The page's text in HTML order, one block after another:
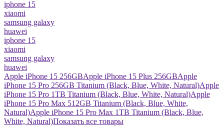
iphone 15
xiaomi
samsung galaxy
huawei
iphone 15
xiaomi
samsung galaxy
huawei
Apple iPhone 15 256GBApple iPhone 15 Plus 256GBApple
iPhone 15 Pro 256GB Titanium (Black, Blue, White, Natural)Apple
iPhone 15 Pro 1TB Titanium (Black, Blue, White, Natural)Apple
iPhone 15 Pro Max 512GB Titanium (Black, Blue, White,
Natural)Apple iPhone 15 Pro Max 1TB Titanium (Black, Blue,
White, Natural)Показать все товары